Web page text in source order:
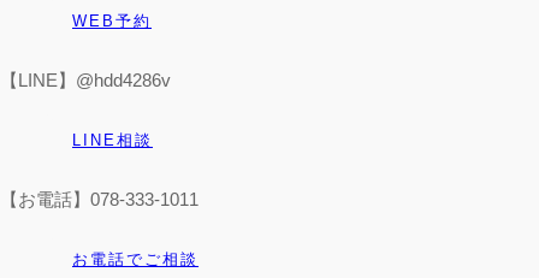
WEB予約
【LINE】@hdd4286v
LINE相談
【お電話】078-333-1011
お電話でご相談